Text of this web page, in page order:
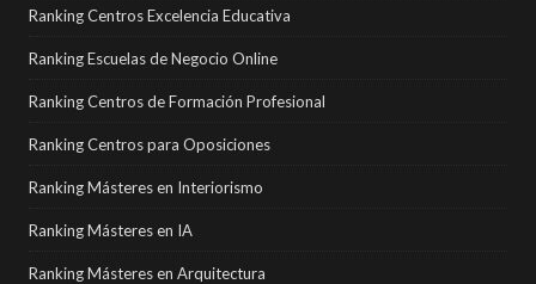
Ranking Centros Excelencia Educativa
Ranking Escuelas de Negocio Online
Ranking Centros de Formación Profesional
Ranking Centros para Oposiciones
Ranking Másteres en Interiorismo
Ranking Másteres en IA
Ranking Másteres en Arquitectura